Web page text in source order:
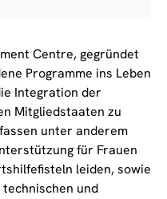
Centre, gegründet
Programme ins Leben
Integration der
Mitgliedstaaten zu
unter anderem
für Frauen
leiden, sowie
und